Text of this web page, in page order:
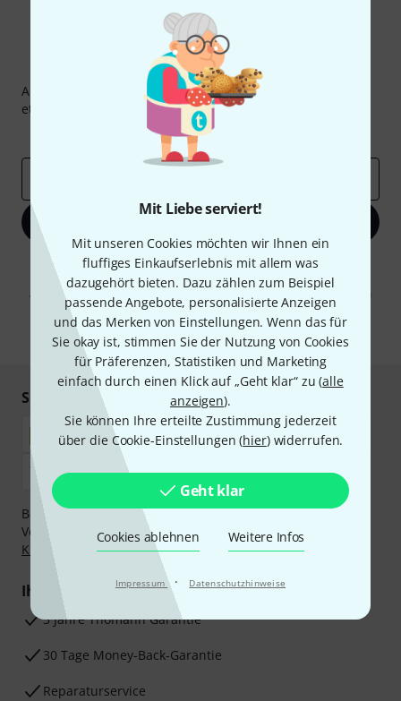
Mit Liebe serviert!
Mit unseren Cookies möchten wir Ihnen ein
fluffiges Einkaufserlebnis mit allem was
dazugehört bieten. Dazu zählen zum Beispiel
passende Angebote, personalisierte Anzeigen
und das Merken von Einstellungen. Wenn das für
Sie okay ist, stimmen Sie der Nutzung von Cookies
für Präferenzen, Statistiken und Marketing
einfach durch einen Klick auf „Geht klar“ zu (alle
anzeigen).
Sie können Ihre erteilte Zustimmung jederzeit
über die Cookie-Einstellungen (hier) widerrufen.
Geht klar
Cookies ablehnen Weitere Infos
Impressum · Datenschutzhinweise
Thomann Newsletter
Abonniere den Thomann Newsletter und gewinne mit
etwas Glück einen von50 Gutscheinen
Inspirierende Beiträge
Deals
Mit Klick auf „Jetzt anmelden“ stimmen Sie dem Erhalt von E-Mail-
Werbung und einer Messung des E-Mail-Nutzungsverhaltens zu. Die
Abmeldung ist jederzeit möglich. Weitere Informationen finden Sie in
unserenDatenschutzhinweisen.
* Pflichtfeld
Sicher einkaufen & bezahlen
Bezahlen Sie vertraulich und sicher per Nachnahme,
Vorkasse, PayPal, Amazon Pay,
Klarna Sofort bezahlen
Klarna Ratenzahlungoder Kreditkarte.
Ihre Vorteile
3 Jahre Thomann Garantie
30 Tage Money-Back-Garantie
Reparaturservice